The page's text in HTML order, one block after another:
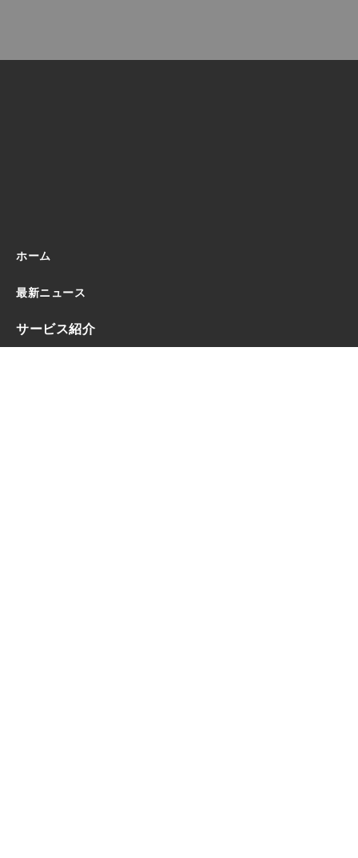
ホーム
最新ニュース
サービス紹介